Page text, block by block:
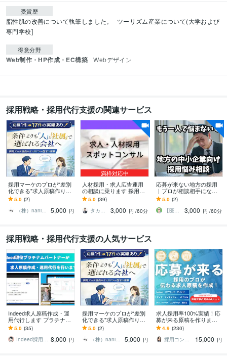
受賞歴
脂性肌の改善について執筆しました。
ツーリズム産業について(大学および
専門学校]
得意分野
Web制作・HP作成・EC構築 Webデザイン
採用戦略・採用代行支援の関連サービス
採用マーケのプロが“差別
化できる"求人原稿作りま
す 条件だけで比較されな
い！インタビューで社風
と人柄を伝えます
5.0 (2)
（株）nanimono 集客・採用支援
5,000 円
満枠対応中
人材採用・求人広告運用
の相談に乗ります 採用マ
ーケティングのプロが課
題と打ち手を提案
5.0 (39)
タカハシ ヨウスケ
3,000 円 /60分
応募が来ない地方の採用
｜プロが相談相手になり
ます ✅応募ゼロから脱
却！求人票添削から採用
戦略まで伴走します
5.0 (2)
【医療･介護･福祉】採用代行RPO－W
3,000 円 /60分
採用戦略・採用代行支援の人気サービス
Indeed求人原稿作成・運
用代行します プラチナパ
ートナー直伝！プロの運
用で応募数を最大化しま
す◎
5.0 (35)
Indeed採用コンサルタント 8,000 円
採用マーケのプロが“差別
化できる"求人原稿作りま
す 条件だけで比較されな
い！インタビューで社風
と人柄を伝えます
5.0 (2)
（株）nanimono 集客・採用支援
5,000 円
求人採用率100%実績！応
募が来る原稿を作ります
【採用歴9年×500社支援】
求人広告が変われば採用
が変わる!
4.9 (230)
採用コンサルタント山之口｜メッセージ歓迎
15,000 円